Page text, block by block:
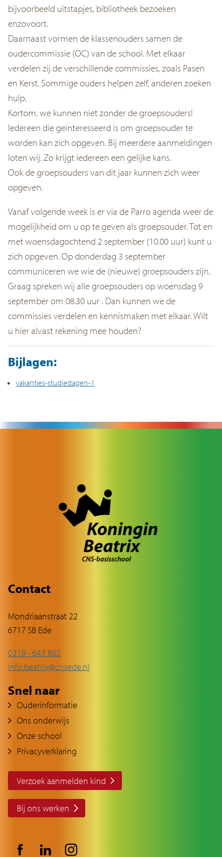
bijvoorbeeld uitstapjes, bibliotheek bezoeken
enzovoort.
Daarnaast vormen de klassenouders samen de
oudercommissie (OC) van de school. Met elkaar
verdelen zij de verschillende commissies, zoals Pasen
en Kerst. Sommige ouders helpen zelf, anderen zoeken
hulp.
Kortom, we kunnen niet zonder de groepsouders!
Iedereen die geïnteresseerd is om groepsouder te
worden kan zich opgeven. Bij meerdere aanmeldingen
loten wij. Zo krijgt iedereen een gelijke kans.
Ook de groepsouders van dit jaar kunnen zich weer
opgeven.
Vanaf volgende week is er via de Parro agenda weer de
mogelijkheid om u op te geven als groepsouder. Tot en
met woensdagochtend 2 september (10.00 uur) kunt u
zich opgeven. Op donderdag 3 september
communiceren we wie de (nieuwe) groepsouders zijn.
Graag spreken wij alle groepsouders op woensdag 9
september om 08.30 uur . Dan kunnen we de
commissies verdelen en kennismaken met elkaar. Wilt
u hier alvast rekening mee houden?
Bijlagen:
vakanties-studiedagen-1
Contact
Mondriaanstraat 22
6717 SB Ede
0318 - 643 802
info.beatrix@cnsede.nl
Snel naar
Ouderinformatie
Ons onderwijs
Onze school
Privacyverklaring
Verzoek aanmelden kind
Bij ons werken